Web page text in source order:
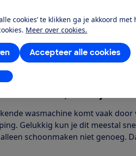
cookies’ te klikken ga je akkoord met
Meer over cookies.
Accepteer alle cookies
kapot? Dat is flink balen!
aan doen. Doorloop deze stappen
een goedwerkende
wasmachine komt vaak
Gelukkig kun je dit meestal
schoonmaken niet genoeg.